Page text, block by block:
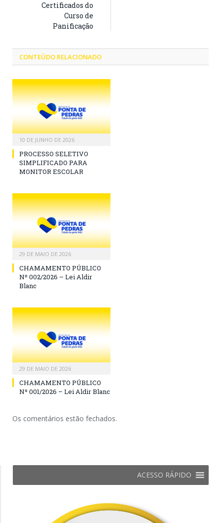
Certificados do
Curso de
Panificação
CONTEÚDO RELACIONADO
10 DE JUNHO DE 2026
PROCESSO SELETIVO
SIMPLIFICADO PARA
MONITOR ESCOLAR
29 DE MAIO DE 2026
CHAMAMENTO PÚBLICO
Nº 002/2026 – Lei Aldir
Blanc
29 DE MAIO DE 2026
CHAMAMENTO PÚBLICO
Nº 001/2026 – Lei Aldir Blanc
Os comentários estão fechados.
ACESSO RÁPIDO